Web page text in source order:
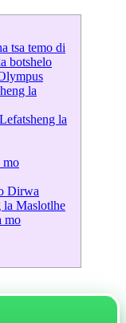
tsa temo di
botshelo
la
la
mo
Dirwa
la Maslotlhe
mo